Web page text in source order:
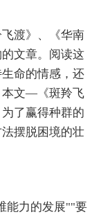
渡》、《华南
文章。阅读这
命的情感，还
本文—《斑羚飞
了赢得种群的
摆脱困境的壮
力的发展""要